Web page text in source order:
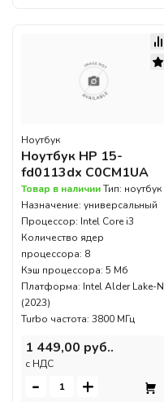
Ноутбук
Ноутбук HP 15-
fd0113dx C0CM1UA
Товар в наличииТип: ноутбук
Назначение: универсальный
Процессор: Intel Core i3
Количество ядер
процессора: 8
Кэш процессора: 5 Мб
Платформа: Intel Alder Lake-N
(2023)
Turbo частота: 3800 МГц
1 449,00 руб..
c НДС
- +